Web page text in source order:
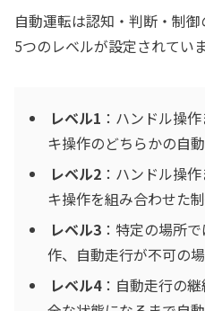
自動運転は認知・判断・制御
5つのレベルが設定されてい
レベル1 ：ハンドル操
キ操作のどちらかの自
レベル2 ：ハンドル操
キ操作を組み合わせた
レベル3 ：特定の場所
作、自動走行が不可の
レベル4：自動走行の